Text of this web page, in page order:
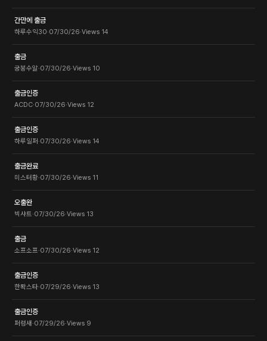
간만에 출금
하루수익30·07/30/26·Views 14
출금
궁붕수알·07/30/26·Views 10
출금인증
ACDC·07/30/26·Views 12
출금인증
하루일퍼·07/30/26·Views 14
출금완료
미스터황·07/30/26·Views 11
오출완
빅샤트·07/30/26·Views 13
출금
소프소프·07/30/26·Views 12
출금인증
한롹스타·07/29/26·Views 13
출금인증
퍼렁새 ·07/29/26·Views 9